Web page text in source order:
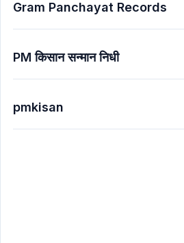
Gram Panchayat Records
PM किसान सन्मान निधी
pmkisan